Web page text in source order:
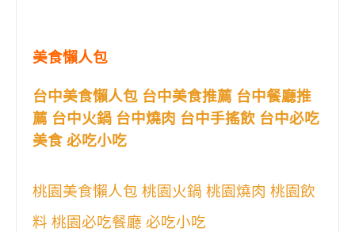
美食懶人包
台中美食懶人包 台中美食推薦 台中餐廳推
薦 台中火鍋 台中燒肉 台中手搖飲 台中必吃
美食 必吃小吃
桃園美食懶人包 桃園火鍋 桃園燒肉 桃園飲
料 桃園必吃餐廳 必吃小吃